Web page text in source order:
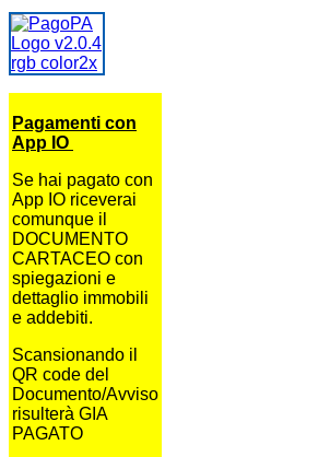
Pagamenti con
App IO
Se hai pagato con
App IO riceverai
comunque il
DOCUMENTO
CARTACEO con
spiegazioni e
dettaglio immobili
e addebiti.
Scansionando il
QR code del
Documento/Avviso
risulterà GIA
PAGATO